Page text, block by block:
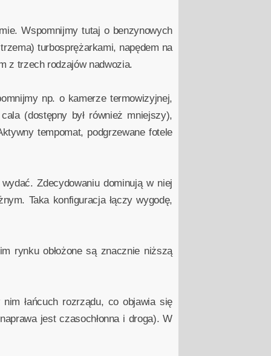
Wspomnijmy tutaj o benzynowych
turbosprężarkami, napędem na
z trzech rodzajów nadwozia.
np. o kamerze termowizyjnej,
(dostępny był również mniejszy),
tempomat, podgrzewane fotele
Zdecydowaniu dominują w niej
Taka konfiguracja łączy wygodę,
rynku obłożone są znacznie niższą
łańcuch rozrządu, co objawia się
jest czasochłonna i droga). W